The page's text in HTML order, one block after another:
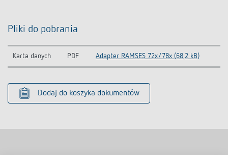
Pliki do pobrania
Karta danych PDF Adapter RAMSES 72x/78x (68,2 kB)
Dodaj do koszyka dokumentów